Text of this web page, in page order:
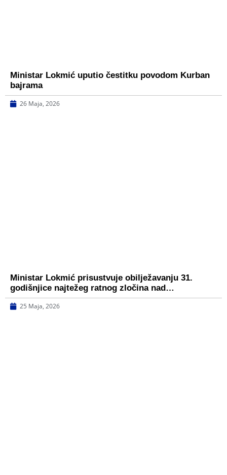
Ministar Lokmić uputio čestitku povodom Kurban
bajrama
26 Maja, 2026
Ministar Lokmić prisustvuje obilježavanju 31.
godišnjice najtežeg ratnog zločina nad…
25 Maja, 2026